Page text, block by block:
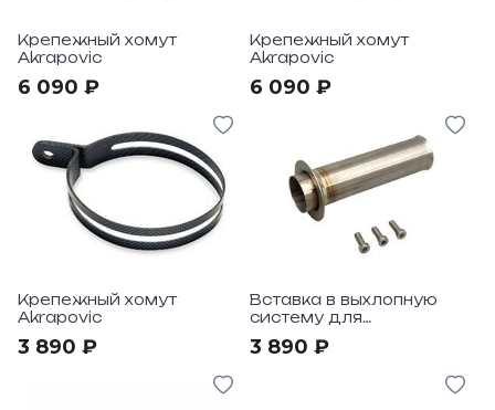
Крепежный хомут
Akrapovic
6 090 ₽
Крепежный хомут
Akrapovic
6 090 ₽
Крепежный хомут
Akrapovic
3 890 ₽
Вставка в выхлопную
систему для
шума Akrapovic (Флейта)
3 890 ₽